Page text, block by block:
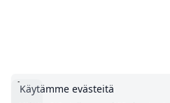
Käytämme evästeitä